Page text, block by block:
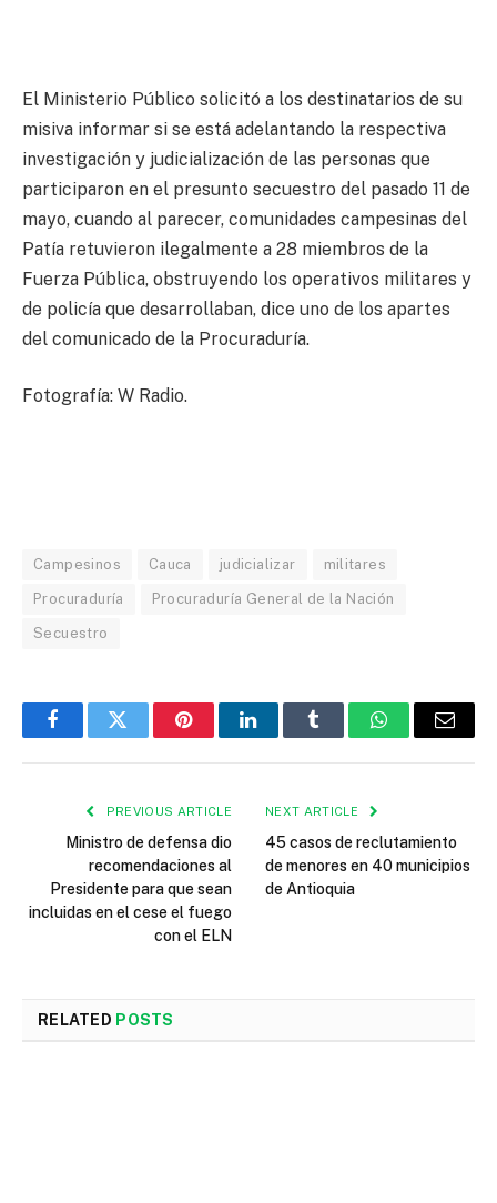
El Ministerio Público solicitó a los destinatarios de su
misiva informar si se está adelantando la respectiva
investigación y judicialización de las personas que
participaron en el presunto secuestro del pasado 11 de
mayo, cuando al parecer, comunidades campesinas del
Patía retuvieron ilegalmente a 28 miembros de la
Fuerza Pública, obstruyendo los operativos militares y
de policía que desarrollaban, dice uno de los apartes
del comunicado de la Procuraduría.
Fotografía: W Radio.
Campesinos Cauca judicializar militares
Procuraduría Procuraduría General de la Nación
Secuestro
FacebookTwitter PinterestLinkedInTumblr WhatsAppEmail
PREVIOUS ARTICLE
Ministro de defensa dio
recomendaciones al
Presidente para que sean
incluidas en el cese el fuego
con el ELN
NEXT ARTICLE
45 casos de reclutamiento
de menores en 40 municipios
de Antioquia
RELATED POSTS